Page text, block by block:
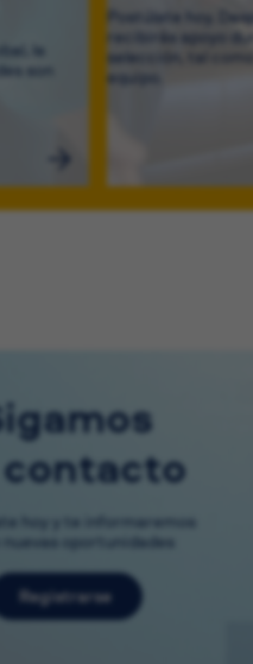
la
son
Postúlate hoy.
recibirás apoyo
selección, tal
equipo.
hoy y te informaremos
nuevas oportunidades
Registrarse